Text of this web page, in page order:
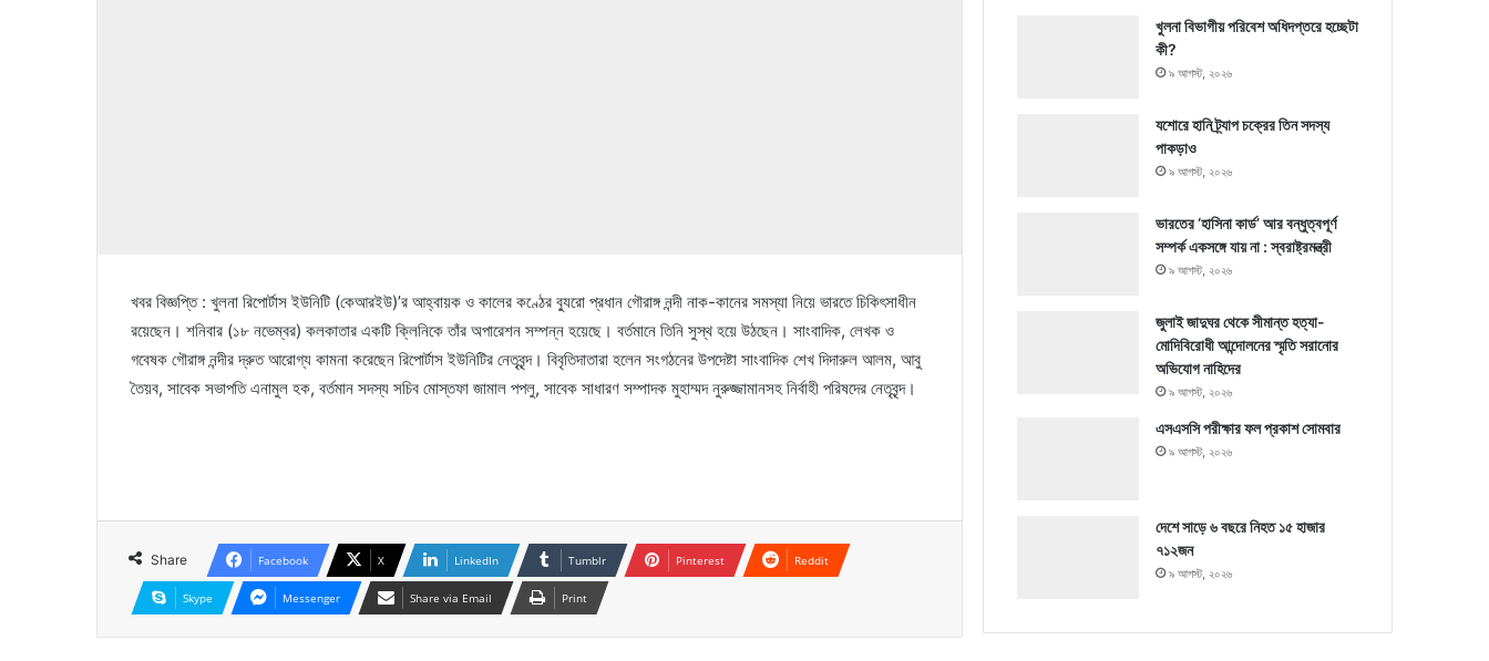
খবর বিজ্ঞপ্তি : খুলনা রিপোর্টাস ইউনিটি (কেআরইউ)’র আহ্বায়ক ও কালের কণ্ঠের ব্যুরো প্রধান গৌরাঙ্গ নন্দী নাক-কানের সমস্যা নিয়ে ভারতে চিকিৎসাধীন
রয়েছেন। শনিবার (১৮ নভেম্বর) কলকাতার একটি ক্লিনিকে তাঁর অপারেশন সম্পন্ন হয়েছে। বর্তমানে তিনি সুস্থ হয়ে উঠছেন। সাংবাদিক, লেখক ও
গবেষক গৌরাঙ্গ নন্দীর দ্রুত আরোগ্য কামনা করেছেন রিপোর্টাস ইউনিটির নেতৃবৃন্দ। বিবৃতিদাতারা হলেন সংগঠনের উপদেষ্টা সাংবাদিক শেখ দিদারুল আলম, আবু
তৈয়ব, সাবেক সভাপতি এনামুল হক, বর্তমান সদস্য সচিব মোস্তফা জামাল পপলু, সাবেক সাধারণ সম্পাদক মুহাম্মদ নুরুজ্জামানসহ নির্বাহী পরিষদের নেতৃবৃন্দ।
Share Facebook X LinkedIn Tumblr Pinterest Reddit
Skype Messenger Share via Email Print
খুলনা বিভাগীয় পরিবেশ অধিদপ্তরে হচ্ছেটা
কী?
৯ আগস্ট, ২০২৬
যশোরে হানি ট্র্যাপ চক্রের তিন সদস্য
পাকড়াও
৯ আগস্ট, ২০২৬
ভারতের ‘হাসিনা কার্ড’ আর বন্ধুত্বপূর্ণ
সম্পর্ক একসঙ্গে যায় না : স্বরাষ্ট্রমন্ত্রী
৯ আগস্ট, ২০২৬
জুলাই জাদুঘর থেকে সীমান্ত হত্যা-
মোদিবিরোধী আন্দোলনের স্মৃতি সরানোর
অভিযোগ নাহিদের
৯ আগস্ট, ২০২৬
এসএসসি পরীক্ষার ফল প্রকাশ সোমবার
৯ আগস্ট, ২০২৬
দেশে সাড়ে ৬ বছরে নিহত ১৫ হাজার
৭১২জন
৯ আগস্ট, ২০২৬